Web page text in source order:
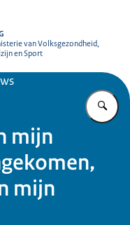
van Volksgezondheid,
en Sport
mijn
mijn